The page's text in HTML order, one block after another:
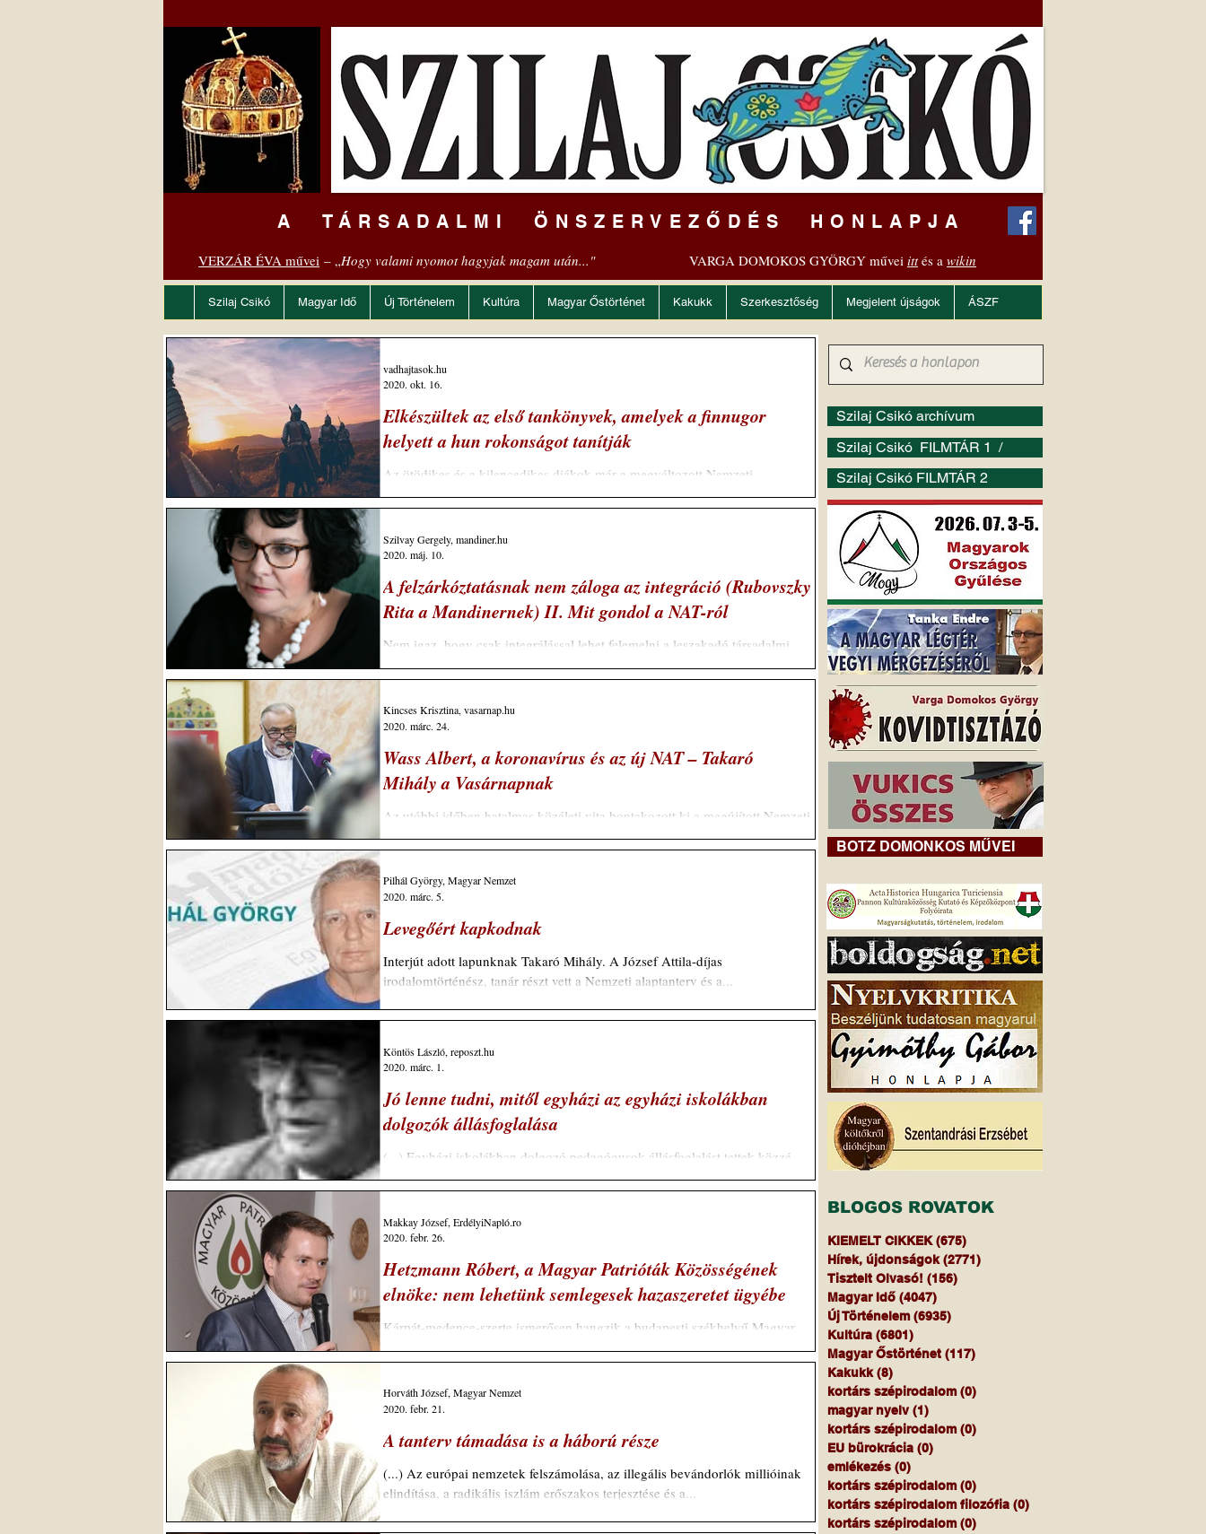
A TÁRSADALMI ÖNSZERVEZŐDÉS HONLAPJA
VERZÁR ÉVA művei – „Hogy valami nyomot hagyjak magam után..." VARGA DOMOKOS GYÖRGY művei ittés a wikin
Szilaj Csikó Magyar Idő Új Történelem Kultúra Magyar Őstörténet Kakukk Szerkesztőség Megjelent újságok ÁSZF
Elkészültek az első tankönyvek, amelyek a finnugor
helyett a hun rokonságot tanítják
Az ötödikes és a kilencedikes diákok már a megváltozott Nemzeti
Alaptanterv szerint írt történelemkönyvekből tanulhatnak. Ezek a...
vadhajtasok.hu
2020. okt. 16.
A felzárkóztatásnak nem záloga az integráció (Rubovszky
Rita a Mandinernek) II. Mit gondol a NAT-ról
Nem igaz, hogy csak integrálással lehet felemelni a leszakadó társadalmi
rétegeket Rubovszky Rita, az integrált óvodát működtető Patrona...
Szilvay Gergely, mandiner.hu
2020. máj. 10.
Wass Albert, a koronavírus és az új NAT – Takaró
Mihály a Vasárnapnak
Az utóbbi időben hatalmas közéleti vita bontakozott ki a megújított Nemzeti
alaptanterv körül, s bár a koronavírus-járvány hazai...
Kincses Krisztina, vasarnap.hu
2020. márc. 24.
Levegőért kapkodnak
Interjút adott lapunknak Takaró Mihály. A József Attila-díjas
irodalomtörténész, tanár részt vett a Nemzeti alaptanterv és a...
Pilhál György, Magyar Nemzet
2020. márc. 5.
Jó lenne tudni, mitől egyházi az egyházi iskolákban
dolgozók állásfoglalása
(...) Egyházi iskolákban dolgozó pedagógusok állásfoglalást tettek közzé.
Javaslom mindenkinek, alaposan olvassa el. Az állásfoglalás...
Köntös László, reposzt.hu
2020. márc. 1.
Hetzmann Róbert, a Magyar Patrióták Közösségének
elnöke: nem lehetünk semlegesek hazaszeretet ügyébe
Kárpát-medence-szerte ismerősen hangzik a budapesti székhelyű Magyar
Patrióták Közösségének neve. A szórványvidéken élő magyarokon is...
Makkay József, ErdélyiNapló.ro
2020. febr. 26.
A tanterv támadása is a háború része
(...) Az európai nemzetek felszámolása, az illegális bevándorlók millióinak
elindítása, a radikális iszlám erőszakos terjesztése és a...
Horváth József, Magyar Nemzet
2020. febr. 21.
Szilaj Csikó archívum
Szilaj Csikó FILMTÁR 1 /
Szilaj Csikó FILMTÁR 2
BOTZ DOMONKOS MŰVEI
BLOGOS ROVATOK
KIEMELT CIKKEK (675)
Hírek, újdonságok (2771)
Tisztelt Olvasó! (156)
Magyar Idő (4047)
Új Történelem (6935)
Kultúra (6801)
Magyar Őstörténet (117)
Kakukk (8)
kortárs szépirodalom (0)
magyar nyelv (1)
kortárs szépirodalom (0)
EU bürokrácia (0)
emlékezés (0)
kortárs szépirodalom (0)
kortárs szépirodalom filozófia (0)
kortárs szépirodalom (0)